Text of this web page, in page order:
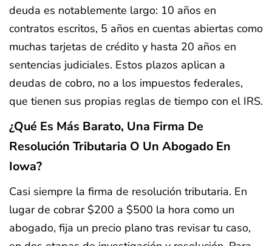
deuda es notablemente largo: 10 años en
contratos escritos, 5 años en cuentas abiertas como
muchas tarjetas de crédito y hasta 20 años en
sentencias judiciales. Estos plazos aplican a
deudas de cobro, no a los impuestos federales,
que tienen sus propias reglas de tiempo con el IRS.
¿Qué Es Más Barato, Una Firma De
Resolución Tributaria O Un Abogado En
Iowa?
Casi siempre la firma de resolución tributaria. En
lugar de cobrar $200 a $500 la hora como un
abogado, fija un precio plano tras revisar tu caso,